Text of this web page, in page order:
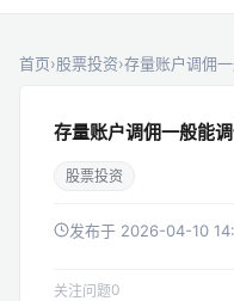
首页›股票投资›存量账户调佣
存量账户调佣一般能调
股票投资
发布于 2026-04-10
关注问题0